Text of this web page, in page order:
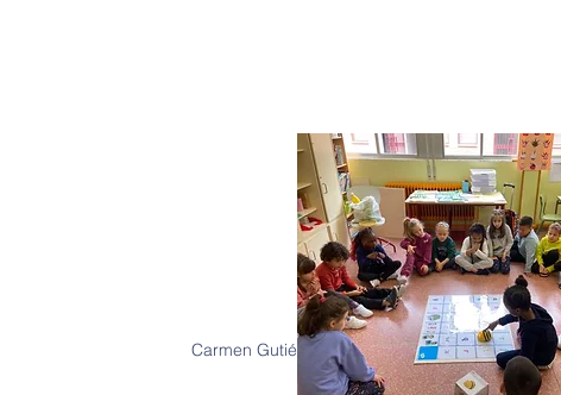
Carmen Gutiérrez Cabrera - Maestra de 1º de